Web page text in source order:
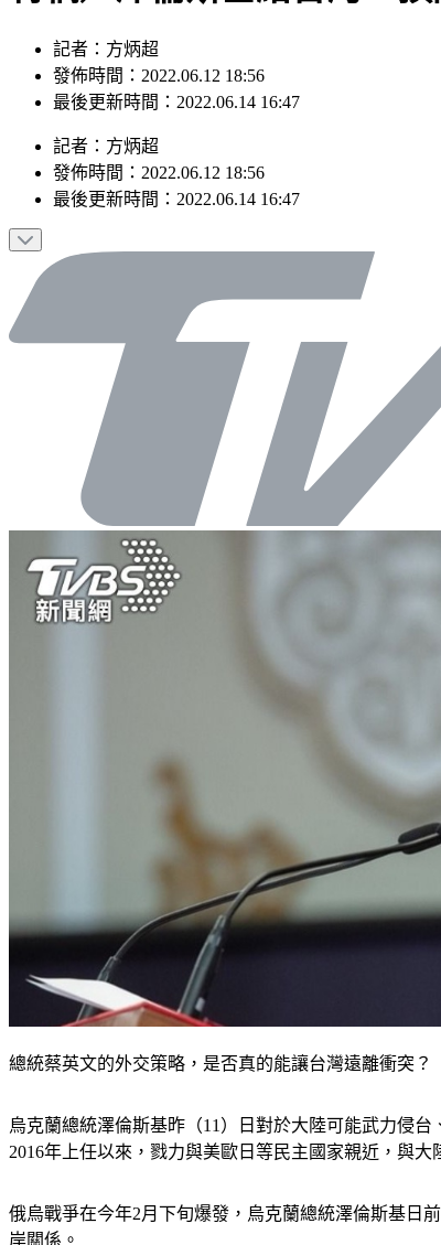
記者：方炳超
發佈時間：2022.06.12 18:56
最後更新時間：2022.06.14 16:47
記者 ： 方炳超
發佈時間： 2022.06.12 18:56
最後更新時間： 2022.06.14 16:47
總統蔡英文的外交策略，是否真的能讓台灣遠離衝突？
烏克蘭總統澤倫斯基昨（11）日對於大陸可能武力侵
2016年上任以來，戮力與美歐日等民主國家親近，與
俄烏戰爭在今年2月下旬爆發，烏克蘭總統澤倫斯基日
岸關係。